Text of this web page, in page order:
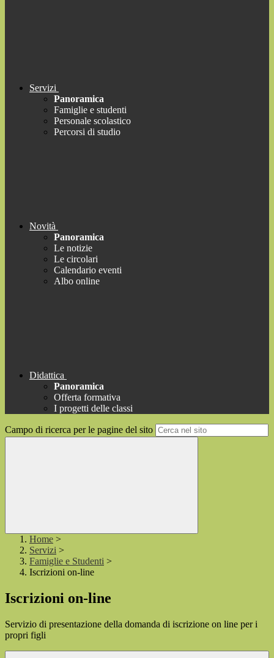
Servizi
Panoramica
Famiglie e studenti
Personale scolastico
Percorsi di studio
Novità
Panoramica
Le notizie
Le circolari
Calendario eventi
Albo online
Didattica
Panoramica
Offerta formativa
I progetti delle classi
Campo di ricerca per le pagine del sito
Home >
Servizi >
Famiglie e Studenti >
Iscrizioni on-line
Iscrizioni on-line
Servizio di presentazione della domanda di iscrizione on line per i
propri figli